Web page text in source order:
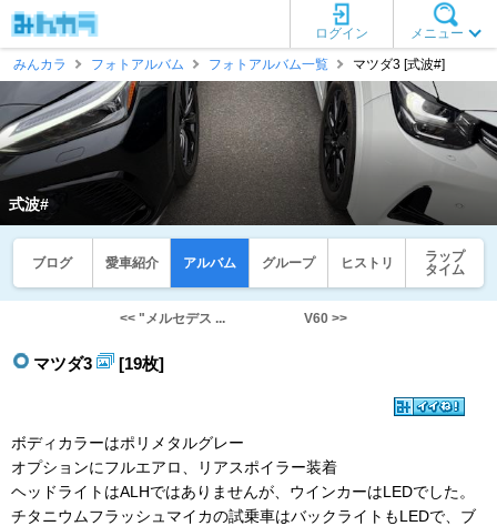
メニュー
ログイン
みんカラ
フォトアルバム フォトアルバム一覧 マツダ3 [式波#]
式波#
ブログ 愛車紹介 アルバム グループ ヒストリ
ラップ
タイム
<< "メルセデス ... V60 >>
マツダ3 [19枚]
ボディカラーはポリメタルグレー
オプションにフルエアロ、リアスポイラー装着
ヘッドライトはALHではありませんが、ウインカーはLEDでした。
チタニウムフラッシュマイカの試乗車はバックライトもLEDで、ブ